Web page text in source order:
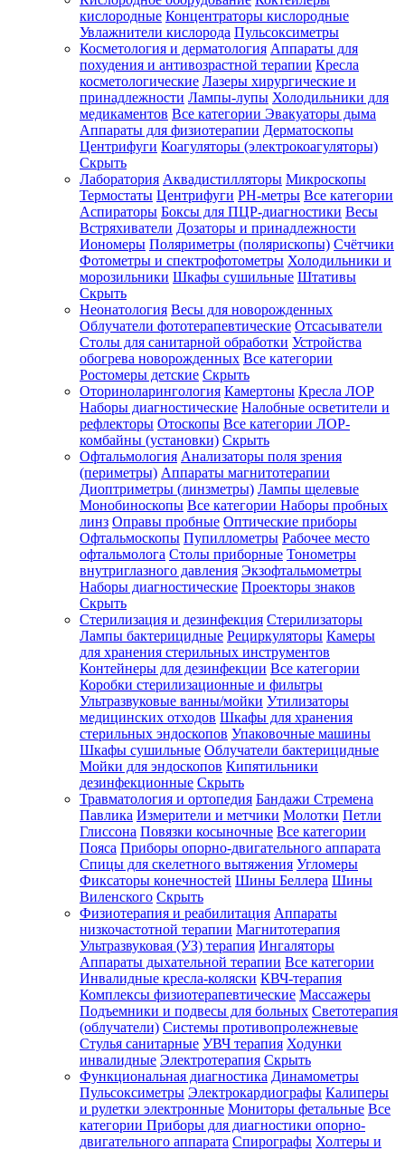
Зарегистрироваться
Зачем
регистрироваться?
Все
покупки
одном
месте
Личный
менеджер
Отслеживание
статуса
заказа
кислородные Концентраторы кислородные
Увлажнители кислорода Пульсоксиметры
Косметология и дерматология Аппараты для
похудения и антивозрастной терапии Кресла
косметологические Лазеры хирургические и
принадлежности Лампы-лупы Холодильники для
медикаментов Все категории Эвакуаторы дыма
Аппараты для физиотерапии Дерматоскопы
Центрифуги Коагуляторы (электрокоагуляторы)
Скрыть
Лаборатория Аквадистилляторы Микроскопы
Термостаты Центрифуги PH-метры Все категории
Аспираторы Боксы для ПЦР-диагностики Весы
Встряхиватели Дозаторы и принадлежности
Иономеры Поляриметры (полярископы) Счётчики
Фотометры и спектрофотометры Холодильники и
морозильники Шкафы сушильные Штативы
Скрыть
Неонатология Весы для новорожденных
Облучатели фототерапевтические Отсасыватели
Столы для санитарной обработки Устройства
обогрева новорожденных Все категории
Ростомеры детские Скрыть
Оториноларингология Камертоны Кресла ЛОР
Наборы диагностические Налобные осветители и
рефлекторы Отоскопы Все категории ЛОР-
комбайны (установки) Скрыть
Офтальмология Анализаторы поля зрения
(периметры) Аппараты магнитотерапии
Диоптриметры (линзметры) Лампы щелевые
Монобиноскопы Все категории Наборы пробных
линз Оправы пробные Оптические приборы
Офтальмоскопы Пупиллометры Рабочее место
офтальмолога Столы приборные Тонометры
внутриглазного давления Экзофтальмометры
Наборы диагностические Проекторы знаков
Скрыть
Стерилизация и дезинфекция Стерилизаторы
Лампы бактерицидные Рециркуляторы Камеры
для хранения стерильных инструментов
Контейнеры для дезинфекции Все категории
Коробки стерилизационные и фильтры
Ультразвуковые ванны/мойки Утилизаторы
медицинских отходов Шкафы для хранения
стерильных эндоскопов Упаковочные машины
Шкафы сушильные Облучатели бактерицидные
Мойки для эндоскопов Кипятильники
дезинфекционные Скрыть
Травматология и ортопедия Бандажи Стремена
Павлика Измерители и метчики Молотки Петли
Глиссона Повязки косыночные Все категории
Пояса Приборы опорно-двигательного аппарата
Спицы для скелетного вытяжения Угломеры
Фиксаторы конечностей Шины Беллера Шины
Виленского Скрыть
Физиотерапия и реабилитация Аппараты
низкочастотной терапии Магнитотерапия
Ультразвуковая (УЗ) терапия Ингаляторы
Аппараты дыхательной терапии Все категории
Инвалидные кресла-коляски КВЧ-терапия
Комплексы физиотерапевтические Массажеры
Подъемники и подвесы для больных Светотерапия
(облучатели) Системы противопролежневые
Стулья санитарные УВЧ терапия Ходунки
инвалидные Электротерапия Скрыть
Функциональная диагностика Динамометры
Пульсоксиметры Электрокардиографы Калиперы
и рулетки электронные Мониторы фетальные Все
категории Приборы для диагностики опорно-
двигательного аппарата Спирографы Холтеры и